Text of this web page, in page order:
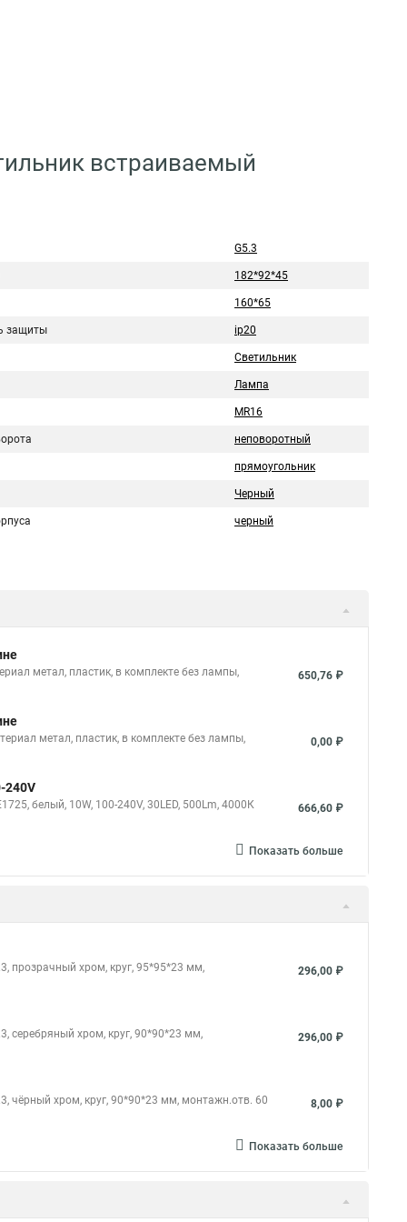
встраиваемый
G5.3
182*92*45
160*65
защиты ip20
Светильник
Лампа
MR16
неповоротный
прямоугольник
Черный
черный
метал, пластик, в комплекте без лампы,
650,76 ₽
метал, пластик, в комплекте без лампы,
0,00 ₽
240V
белый, 10W, 100-240V, 30LED, 500Lm, 4000К
666,60 ₽
Показать больше
прозрачный хром, круг, 95*95*23 мм,
296,00 ₽
серебряный хром, круг, 90*90*23 мм,
296,00 ₽
чёрный хром, круг, 90*90*23 мм, монтажн.отв. 60
8,00 ₽
Показать больше